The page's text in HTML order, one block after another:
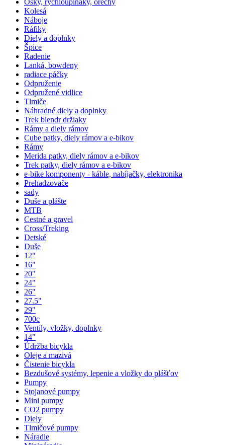
Osky, rýchloupínáky, orechy
Kolesá
Náboje
Ráfiky
Diely a doplnky
Špice
Radenie
Lanká, bowdeny
radiace páčky
Odpruženie
Odpružené vidlice
Tlmiče
Náhradné diely a doplnky
Trek blendr držiaky
Rámy a diely rámov
Cube patky, diely rámov a e-bikov
Rámy
Merida patky, diely rámov a e-bikov
Trek patky, diely rámov a e-bikov
e-bike komponenty - káble, nabíjačky, elektronika
Prehadzovače
sady
Duše a plášte
MTB
Cestné a gravel
Cross/Treking
Detské
Duše
12"
16"
20"
24"
26"
27.5"
29"
700c
Ventily, vložky, doplnky
14"
Údržba bicykla
Oleje a mazivá
Čistenie bicykla
Bezdušové systémy, lepenie a vložky do plášťov
Pumpy
Stojanové pumpy
Mini pumpy
CO2 pumpy
Diely
Tlmičové pumpy
Náradie